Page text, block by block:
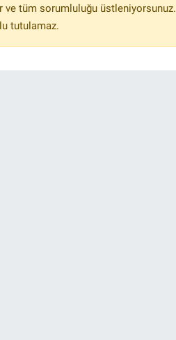
ve tüm sorumluluğu üstleniyorsunuz.
tutulamaz.